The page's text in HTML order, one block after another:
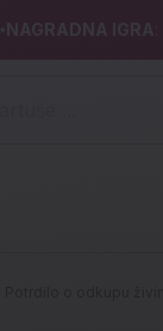
✨NAGRADNA IGRA